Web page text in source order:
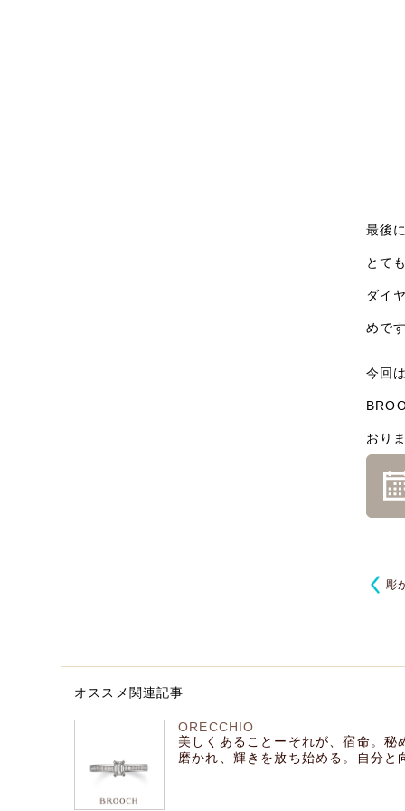
最後
とて
ダイ
めです
今回
おり
彫
オススメ関連記事
ORECCHIO
美しくあることーそれが、宿命。秘
磨かれ、輝きを放ち始める。自分